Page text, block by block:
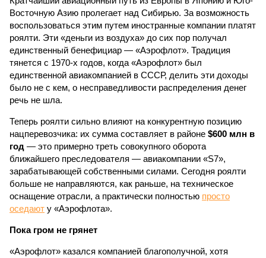
Восточную Азию пролегает над Сибирью. За возможность
воспользоваться этим путем иностранные компании платят
роялти. Эти «деньги из воздуха» до сих пор получал
единственный бенефициар — «Аэрофлот». Традиция
тянется с 1970-х годов, когда «Аэрофлот» был
единственной авиакомпанией в СССР, делить эти доходы
было не с кем, о несправедливости распределения денег
речь не шла.
Теперь роялти сильно влияют на конкурентную позицию
нацперевозчика: их сумма составляет в районе $600 млн в
год — это примерно треть совокупного оборота
ближайшего преследователя — авиакомпании «S7»,
зарабатывающей собственными силами. Сегодня роялти
больше не направляются, как раньше, на техническое
оснащение отрасли, а практически полностью просто
оседают у «Аэрофлота».
Пока гром не грянет
«Аэрофлот» казался компанией благополучной, хотя